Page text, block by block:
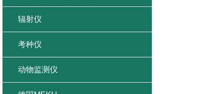
辐射仪
考种仪
动物监测仪